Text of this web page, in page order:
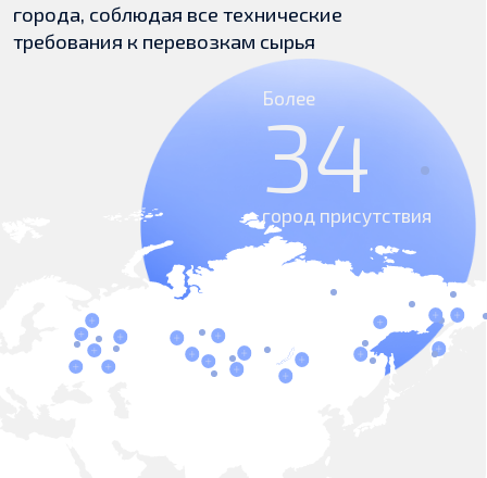
Алексей
Руководитель отдела продаж
ОСТАВИТЬ ЗАЯВКУ